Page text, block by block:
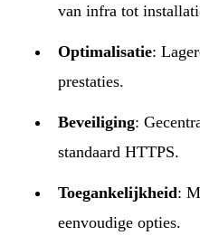
van infra tot
Optimalisatie:
prestaties.
Beveiliging:
standaard HTTPS.
Toegankelijkheid:
eenvoudige opties.